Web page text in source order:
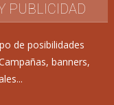
PUBLICIDAD
de posibilidades
banners,